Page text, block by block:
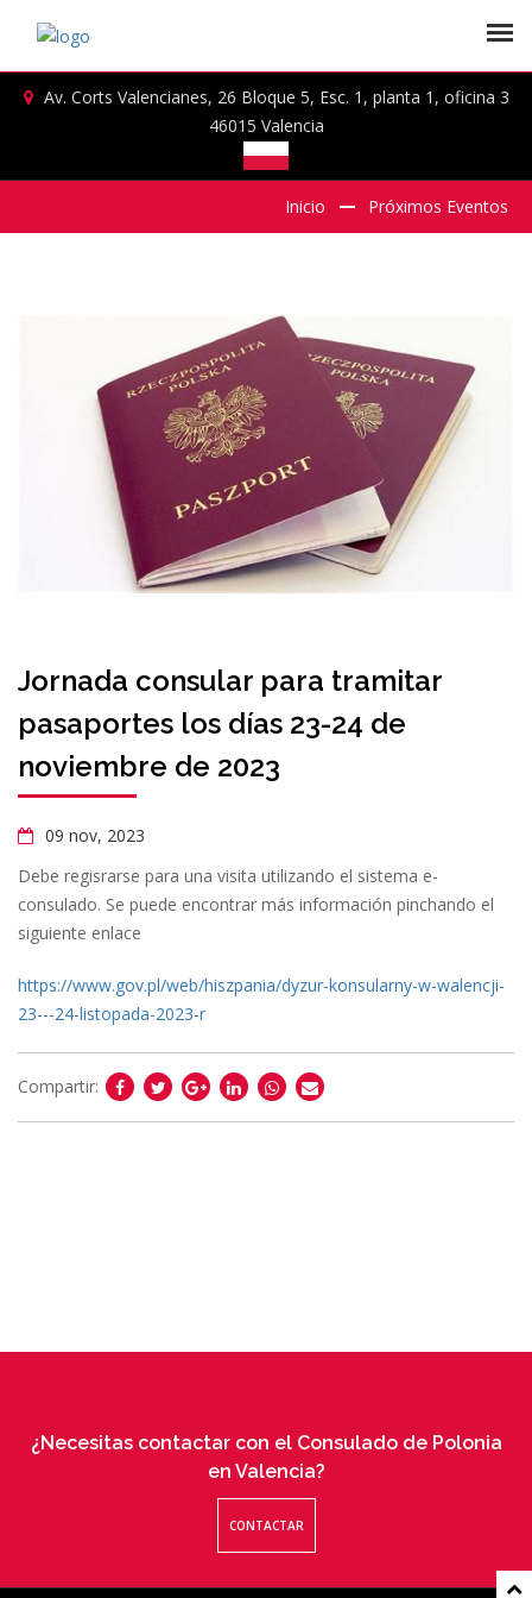
Av. Corts Valencianes, 26 Bloque 5, Esc. 1, planta 1, oficina 3
46015 Valencia
Inicio Próximos Eventos
Jornada consular para tramitar
pasaportes los días 23-24 de
noviembre de 2023
09 nov, 2023
Debe regisrarse para una visita utilizando el sistema e-
consulado. Se puede encontrar más información pinchando el
siguiente enlace
https://www.gov.pl/web/hiszpania/dyzur-konsularny-w-walencji-
23---24-listopada-2023-r
Compartir:
¿Necesitas contactar con el Consulado de Polonia
en Valencia?
CONTACTAR